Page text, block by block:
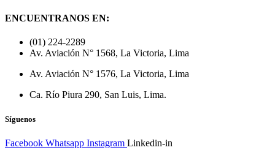
ENCUENTRANOS EN:
(01) 224-2289
Av. Aviación N° 1568, La Victoria, Lima
Av. Aviación N° 1576, La Victoria, Lima
Ca. Río Piura 290, San Luis, Lima.
Síguenos
Facebook Whatsapp Instagram Linkedin-in